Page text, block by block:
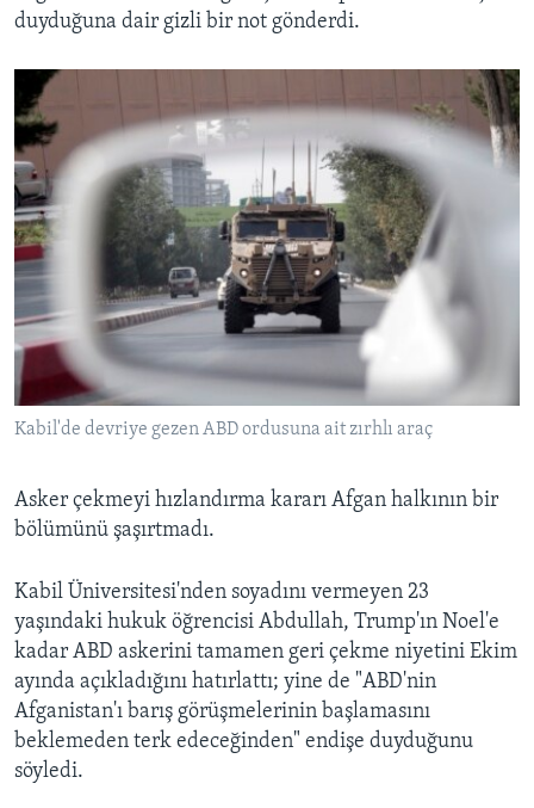
duyduğuna dair gizli bir not gönderdi.
Kabil'de devriye gezen ABD ordusuna ait zırhlı araç
Asker çekmeyi hızlandırma kararı Afgan halkının bir
bölümünü şaşırtmadı.
Kabil Üniversitesi'nden soyadını vermeyen 23
yaşındaki hukuk öğrencisi Abdullah, Trump'ın Noel'e
kadar ABD askerini tamamen geri çekme niyetini Ekim
ayında açıkladığını hatırlattı; yine de "ABD'nin
Afganistan'ı barış görüşmelerinin başlamasını
beklemeden terk edeceğinden" endişe duyduğunu
söyledi.